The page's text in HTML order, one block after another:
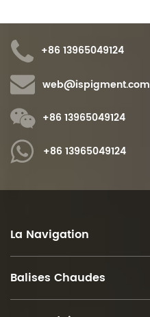
+86 13965049124
web@ispigment.com
+86 13965049124
+86 13965049124
La Navigation
Balises Chaudes